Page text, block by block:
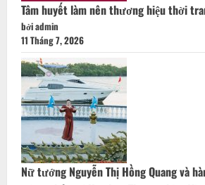
Tâm huyết làm nên thương hiệu thời
bởi admin
11 Tháng 7, 2026
Nữ tướng Nguyễn Thị Hồng Quang và